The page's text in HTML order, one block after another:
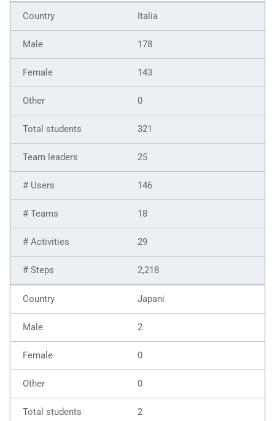
Italia
178
143
0
321
25
146
18
29
2,218
Japani
2
0
0
2